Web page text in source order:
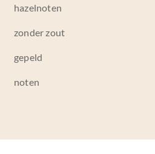
hazelnoten
zonder zout
gepeld
noten